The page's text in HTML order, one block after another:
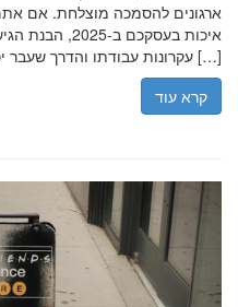
ארגונים להסמכה מוצלחת. אם
איכות בעסקכם
עקרונות עבודתו והדרך שעבר יכולה […]
קרא עוד